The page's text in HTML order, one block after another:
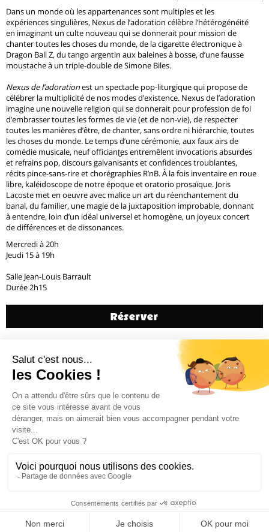
Dans un monde où les appartenances sont multiples et les
expériences singulières, Nexus de l’adoration célèbre l’hétérogénéité
en imaginant un culte nouveau qui se donnerait pour mission de
chanter toutes les choses du monde, de la cigarette électronique à
Dragon Ball Z, du tango argentin aux baleines à bosse, d’une fausse
moustache à un triple-double de Simone Biles.
Nexus de l’adorationest un spectacle pop-liturgique qui propose de
célébrer la multiplicité de nos modes d’existence. Nexus de l’adoration
imagine une nouvelle religion qui se donnerait pour profession de foi
d’embrasser toutes les formes de vie (et de non-vie), de respecter
toutes les manières d’être, de chanter, sans ordre ni hiérarchie, toutes
les choses du monde. Le temps d’une cérémonie, aux faux airs de
comédie musicale, neuf officiant·es entremêlent invocations absurdes
et refrains pop, discours galvanisants et confidences troublantes,
récits pince-sans-rire et chorégraphies R’nB. À la fois inventaire en roue
libre, kaléidoscope de notre époque et oratorio prosaïque. Joris
Lacoste met en oeuvre avec malice un art du réenchantement du
banal, du familier, une magie de la juxtaposition improbable, donnant
à entendre, loin d’un idéal universel et homogène, un joyeux concert
de différences et de dissonances.
Mercredi à 20h
Jeudi 15 à 19h
Salle Jean-Louis Barrault
Durée 2h15
Réserver
Générique
Précédent Suivant
Billetterie 02 38 81 01 00 (du mardi au vendredi de 14h à 18h)
Administration 02 38 62 15 55 –cdn@cdn-orleans.com
CDN Orléans / Centre-Val de Loire Boulevard Pierre Ségelle 45000 Orléans
Mentions légales
Email *